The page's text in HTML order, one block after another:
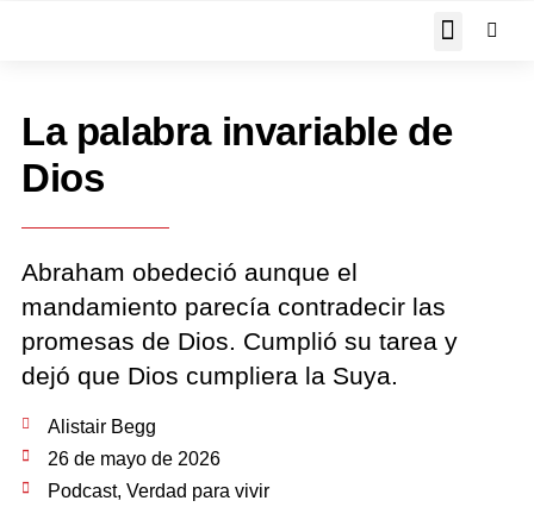
La palabra invariable de
Dios
Abraham obedeció aunque el
mandamiento parecía contradecir las
promesas de Dios. Cumplió su tarea y
dejó que Dios cumpliera la Suya.
Alistair Begg
26 de mayo de 2026
Podcast, Verdad para vivir